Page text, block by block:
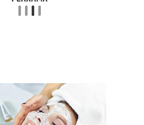
Кефирная маска